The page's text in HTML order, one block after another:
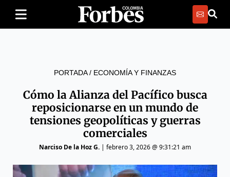
PORTADA/ ECONOMÍA Y FINANZAS
Cómo la Alianza del Pacífico busca
reposicionarse en un mundo de
tensiones geopolíticas y guerras
comerciales
Narciso De la Hoz G. | febrero 3, 2026 @ 9:31:21 am